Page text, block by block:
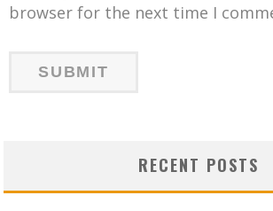
browser for the next time I
RECENT POSTS